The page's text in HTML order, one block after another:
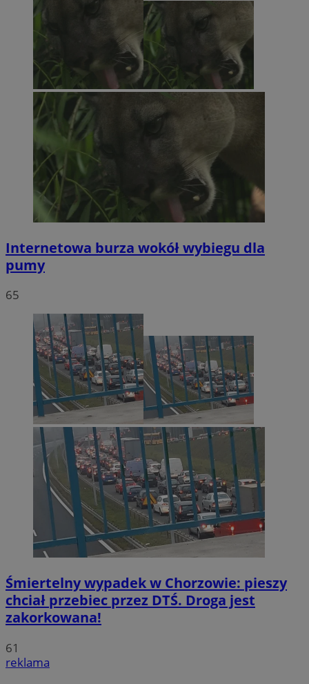
Internetowa burza wokół wybiegu dla
pumy
65
Śmiertelny wypadek w Chorzowie: pieszy
chciał przebiec przez DTŚ. Droga jest
zakorkowana!
61
reklama